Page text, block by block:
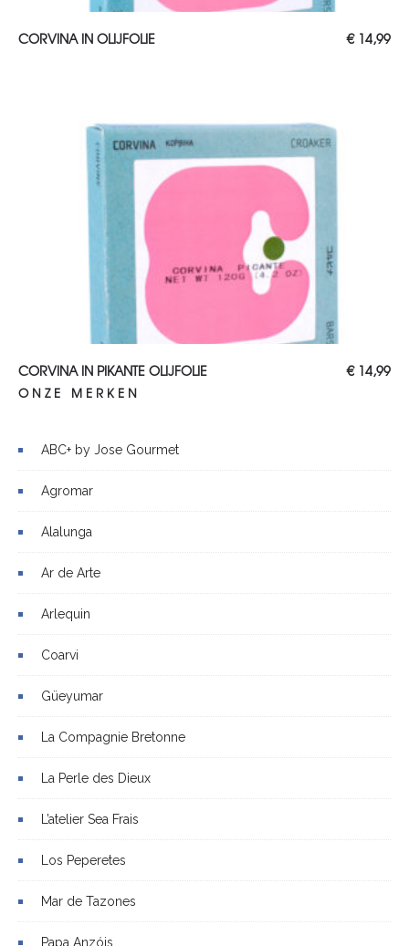
TOEVOEGEN AAN WINKELWAGEN
CORVINA IN OLIJFOLIE €14,99
TOEVOEGEN AAN WINKELWAGEN
CORVINA IN PIKANTE OLIJFOLIE €14,99
ONZE MERKEN
ABC+ by Jose Gourmet
Agromar
Alalunga
Ar de Arte
Arlequin
Coarvi
Güeyumar
La Compagnie Bretonne
La Perle des Dieux
L’atelier Sea Frais
Los Peperetes
Mar de Tazones
Papa Anzóis